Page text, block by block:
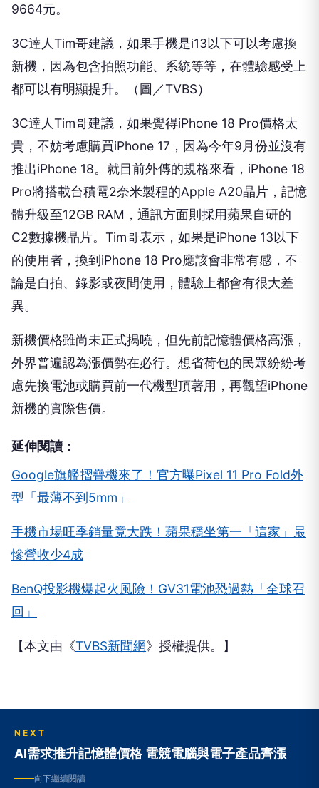
9664元。
3C達人Tim哥建議，如果手機是i13以下可以考慮換
新機，因為包含拍照功能、系統等等，在體驗感受上
都可以有明顯提升。（圖／TVBS）
3C達人Tim哥建議，如果覺得iPhone 18 Pro價格太
貴，不妨考慮購買iPhone 17，因為今年9月份並沒有
推出iPhone 18。就目前外傳的規格來看，iPhone 18
Pro將搭載台積電2奈米製程的Apple A20晶片，記憶
體升級至12GB RAM，通訊方面則採用蘋果自研的
C2數據機晶片。Tim哥表示，如果是iPhone 13以下
的使用者，換到iPhone 18 Pro應該會非常有感，不
論是自拍、錄影或夜間使用，體驗上都會有很大差
異。
新機價格雖尚未正式揭曉，但先前記憶體價格高漲，
外界普遍認為漲價勢在必行。想省荷包的民眾紛紛考
慮先換電池或購買前一代機型頂著用，再觀望iPhone
新機的實際售價。
延伸閱讀：
Google旗艦摺疊機來了！官方曝Pixel 11 Pro Fold外
型「最薄不到5mm」
手機市場旺季銷量竟大跌！蘋果穩坐第一「這家」最
慘營收少4成
BenQ投影機爆起火風險！GV31電池恐過熱「全球召
回」
【本文由《TVBS新聞網》授權提供。】
NEXT
AI需求推升記憶體價格 電競電腦與電子產品齊漲
向下繼續閱讀